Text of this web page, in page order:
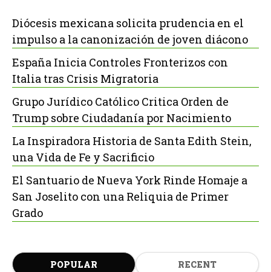
Diócesis mexicana solicita prudencia en el
impulso a la canonización de joven diácono
España Inicia Controles Fronterizos con
Italia tras Crisis Migratoria
Grupo Jurídico Católico Critica Orden de
Trump sobre Ciudadanía por Nacimiento
La Inspiradora Historia de Santa Edith Stein,
una Vida de Fe y Sacrificio
El Santuario de Nueva York Rinde Homaje a
San Joselito con una Reliquia de Primer
Grado
POPULAR RECENT